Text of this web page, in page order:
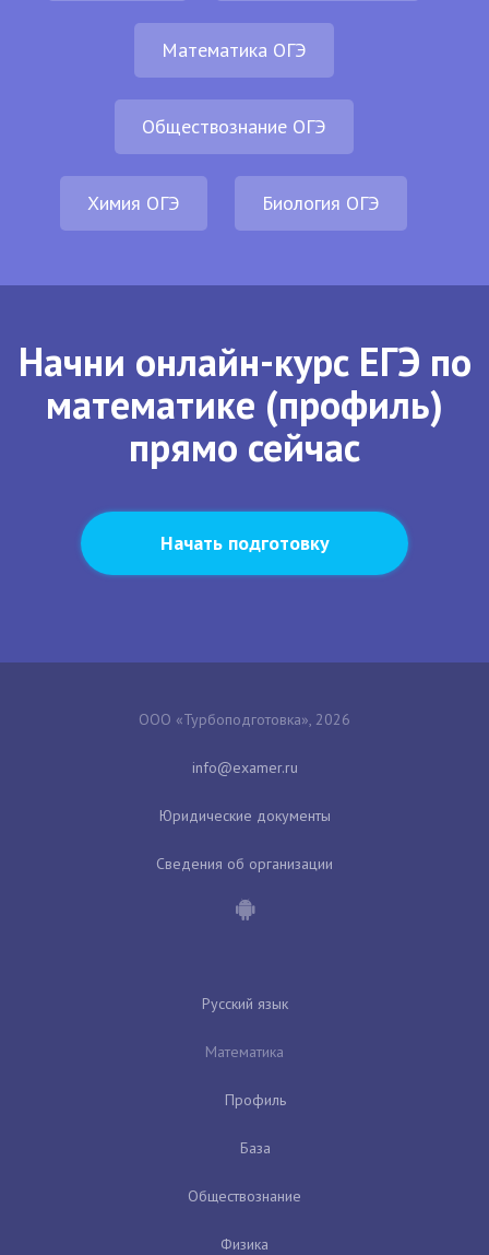
Математика ОГЭ
Обществознание ОГЭ
Химия ОГЭ Биология ОГЭ
Начни онлайн-курс ЕГЭ по
математике (профиль)
прямо сейчас
Начать подготовку
ООО «Турбоподготовка», 2026
Юридические документы
Сведения об организации
Русский язык
Математика
Профиль
База
Обществознание
Физика